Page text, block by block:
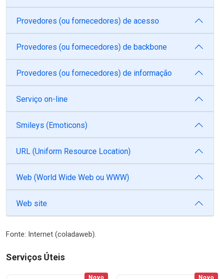
Provedores (ou fornecedores) de acesso
Provedores (ou fornecedores) de backbone
Provedores (ou fornecedores) de informação
Serviço on-line
Smileys (Emoticons)
URL (Uniform Resource Location)
Web (World Wide Web ou WWW)
Web site
Fonte: Internet (coladaweb).
Serviços Úteis
Novo Novo